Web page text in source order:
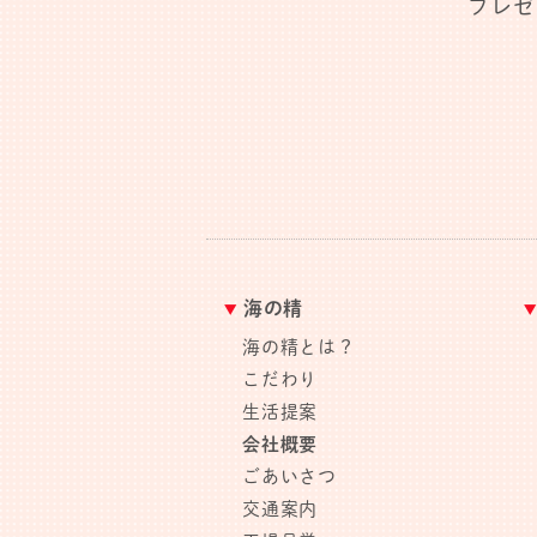
プレ
海の精
海の精とは？
こだわり
生活提案
会社概要
ごあいさつ
交通案内